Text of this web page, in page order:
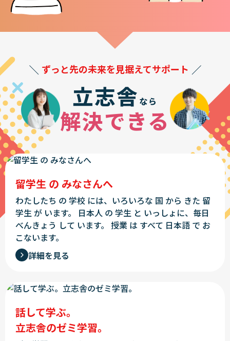
ずっと先の未来を見据えてサポート
立志舎 なら
解決できる
留学生 の みなさんへ
わたしたち の 学校 には、いろいろな 国 から きた 留
学生 が います。
日本人 の 学生 と いっしょに、毎日
べんきょう して います。 授業 は すべて 日本語 で お
こないます。
詳細を見る
話して学ぶ。
立志舎のゼミ学習。